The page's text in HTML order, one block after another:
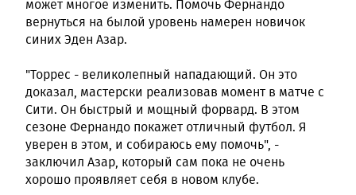
может многое изменить. Помочь Фернандо
вернуться на былой уровень намерен новичок
синих Эден Азар.
"Торрес - великолепный нападающий. Он это
доказал, мастерски реализовав момент в матче с
Сити. Он быстрый и мощный форвард. В этом
сезоне Фернандо покажет отличный футбол. Я
уверен в этом, и собираюсь ему помочь", -
заключил Азар, который сам пока не очень
хорошо проявляет себя в новом клубе.